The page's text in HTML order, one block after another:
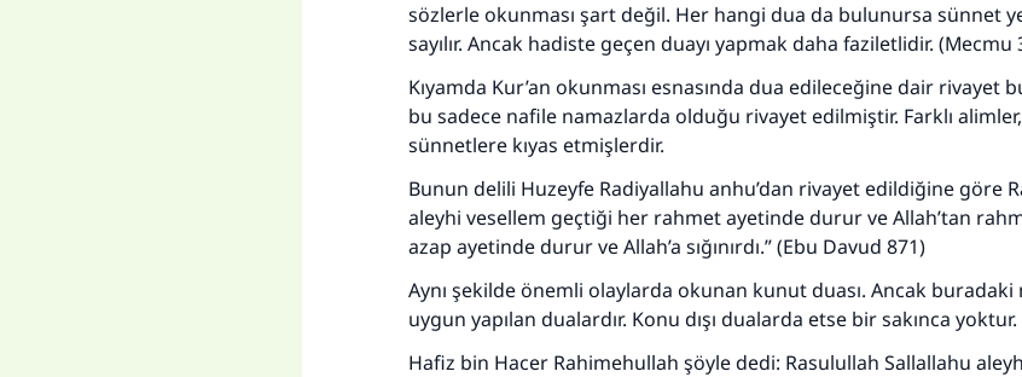
sözlerle okunması şart değil. Her hangi dua da bulunursa sünnet
sayılır. Ancak hadiste geçen duayı yapmak daha faziletlidir. (Mecmu
Kıyamda Kur’an okunması esnasında dua edileceğine dair rivayet
bu sadece nafile namazlarda olduğu rivayet edilmiştir. Farklı alimler,
sünnetlere kıyas etmişlerdir.
Bunun delili Huzeyfe Radiyallahu anhu’dan rivayet edildiğine göre
aleyhi vesellem geçtiği her rahmet ayetinde durur ve Allah’tan
azap ayetinde durur ve Allah’a sığınırdı.” (Ebu Davud 871)
Aynı şekilde önemli olaylarda okunan kunut duası. Ancak buradaki
uygun yapılan dualardır. Konu dışı dualarda etse bir sakınca yoktur.
Hafiz bin Hacer Rahimehullah şöyle dedi: Rasulullah Sallallahu